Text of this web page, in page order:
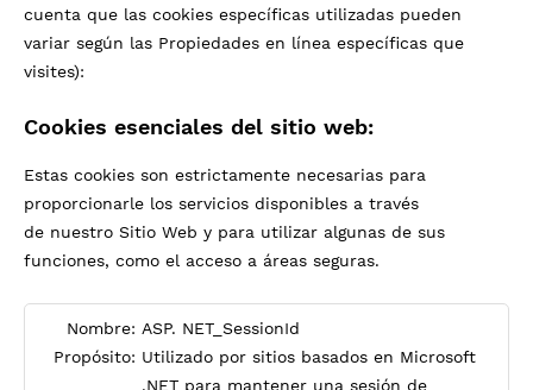
cuenta que las cookies específicas utilizadas pueden
variar según las Propiedades en línea específicas que
visites):
Cookies esenciales del sitio web:
Estas cookies son estrictamente necesarias para
proporcionarle los servicios disponibles a través
de nuestro Sitio Web y para utilizar algunas de sus
funciones, como el acceso a áreas seguras.
Nombre: ASP. NET_SessionId
Propósito: Utilizado por sitios basados en Microsoft
.NET para mantener una sesión de